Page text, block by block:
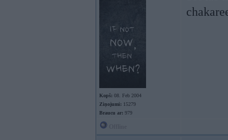
Kopš: 08. Feb 2004
Ziņojumi: 15279
Braucu ar: 979